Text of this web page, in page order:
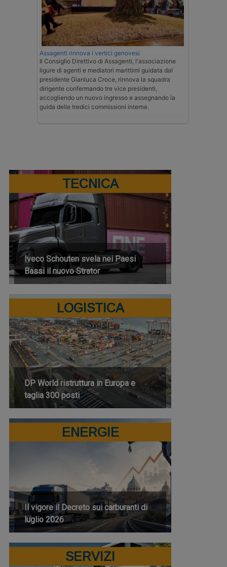
Assagenti rinnova i vertici genovesi
Il Consiglio Direttivo di Assagenti, l'associazione
ligure di agenti e mediatori marittimi guidata dal
presidente Gianluca Croce, rinnova la squadra
dirigente confermando tre vice presidenti,
accogliendo un nuovo ingresso e assegnando la
guida delle tredici commissioni interne.
TECNICA
Iveco Schouten svela nei Paesi
Bassi il nuovo Strator
LOGISTICA
DP World ristruttura in Europa e
taglia 300 posti
ENERGIE
Il vigore il Decreto sui carburanti di
luglio 2026
SERVIZI